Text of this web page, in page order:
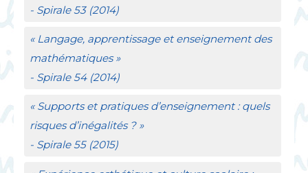
- Spirale53 (2014)
« Langage, apprentissage et enseignement des
mathématiques »
- Spirale54 (2014)
« Supports et pratiques d’enseignement : quels
risques d’inégalités ? »
- Spirale55 (2015)